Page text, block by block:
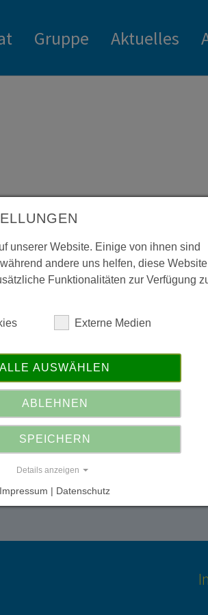
Gruppe Aktuelles
unserer Website. Einige von ihnen sind
andere uns helfen, diese Website
Funktionalitäten zur Verfügung
Externe Medien
ALLE AUSWÄHLEN
ABLEHNEN
SPEICHERN
Details anzeigen
Impressum | Datenschutz